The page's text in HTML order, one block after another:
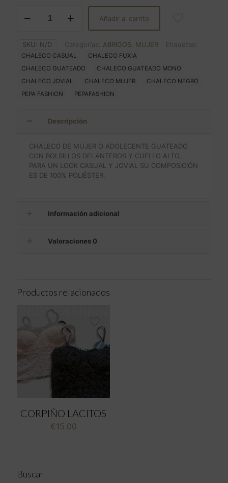
GUATEADO
Añadir al carrito
SKU: N/D Categorías: ABRIGOS MUJER Etiquetas:
CHALECO CASUAL
CHALECO FUXIA
CHALECO GUATEADO
CHALECO GUATEADO MONO
CHALECO JOVIAL
CHALECO MUJER
CHALECO NEGRO
PEPA FASHION
PEPAFASHION
Descripción
CHALECO DE MUJER O ADOLECENTE GUATEADO
CON BOLSILLOS DELANTEROS Y CUELLO ALTO,
PARA UN LOOK CASUAL Y JOVIAL SU COMPOSICIÓN
ES DE 100% POLIÉSTER.
Información adicional
Valoraciones 0
Productos relacionados
CORPIÑO LACITOS
€15.00
Buscar